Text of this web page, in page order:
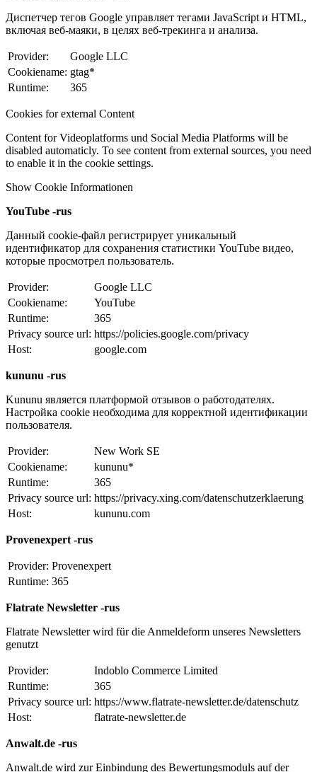
Диспетчер тегов Google управляет тегами JavaScript и HTML,
включая веб-маяки, в целях веб-трекинга и анализа.
Provider:
Google LLC
Cookiename: gtag*
Runtime:
365
Cookies for external Content
Content for Videoplatforms und Social Media Platforms will be
disabled automaticly. To see content from external sources, you need
to enable it in the cookie settings.
Show Cookie Informationen
YouTube -rus
Данный cookie-файл регистрирует уникальный
идентификатор для сохранения статистики YouTube видео,
которые просмотрел пользователь.
Provider:
Google LLC
Cookiename:
YouTube
Runtime:
365
Privacy source url: https://policies.google.com/privacy
Host:
google.com
kununu -rus
Kununu является платформой отзывов о работодателях.
Настройка cookie необходима для корректной идентификации
пользователя.
Provider:
New Work SE
Cookiename:
kununu*
Runtime:
365
Privacy source url: https://privacy.xing.com/datenschutzerklaerung
Host:
kununu.com
Provenexpert -rus
Provider: Provenexpert
Runtime: 365
Flatrate Newsletter -rus
Flatrate Newsletter wird für die Anmeldeform unseres Newsletters
genutzt
Provider:
Indoblo Commerce Limited
Runtime:
365
Privacy source url: https://www.flatrate-newsletter.de/datenschutz
Host:
flatrate-newsletter.de
Anwalt.de -rus
Anwalt.de wird zur Einbindung des Bewertungsmoduls auf der